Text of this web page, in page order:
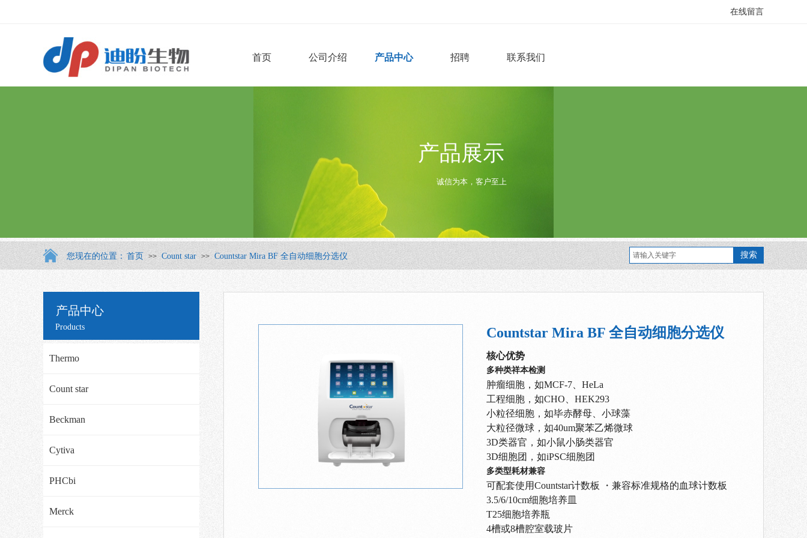
在线留言
首页 公司介绍 产品中心 招聘 联系我们
诚信为本，客户至上
产品展示
搜索
首页 >> Count star >> Countstar Mira BF 全自动细胞分选仪
您现在的位置：
Products
产品中心
Countstar Mira BF 全自动细胞分选仪
核心优势
多种类祥本检测
肿瘤细胞，如MCF-7、HeLa
工程细胞，如CHO、HEK293
小粒径细胞，如毕赤酵母、小球藻
大粒径微球，如40um聚苯乙烯微球
3D类器官，如小鼠小肠类器官
3D细胞团，如iPSC细胞团
多类型耗材兼容
可配套使用Countstar计数板 ・兼容标准规格的血球计数板
3.5/6/10cm细胞培养皿
T25细胞培养瓶
4槽或8槽腔室载玻片
Thermo
Count star
Beckman
Cytiva
PHCbi
Merck